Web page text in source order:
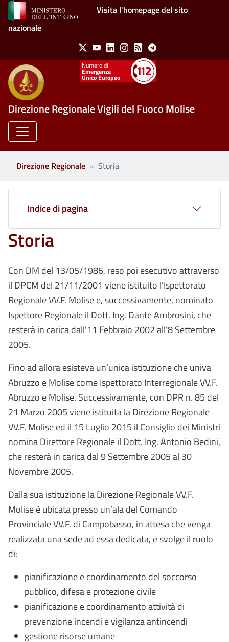
Salta al contenuto principaleVisita l'homepage del sito
nazionale
Social Menu
X YoutubeLinkedinInstagram
Feed Telegram
Emergenza
Unico Europeo
Direzione Regionale Vigili del Fuoco Molise
Direzione Regionale Storia
Storia
Con DM del 13/05/1986, reso poi esecutivo attraverso
il DPCM del 21/11/2001 viene istituito l’Ispettorato
Regionale VV.F. Molise e, successivamente, nominato
Ispettore Regionale il Dott. Ing. Dante Ambrosini, che
resterà in carica dall'11 Febbraio 2002 all'8 Settembre
2005.
Fino ad allora esisteva un’unica istituzione che univa
Abruzzo e Molise come Ispettorato Interregionale VV.F.
Abruzzo e Molise. Successivamente, con DPR n. 85 del
21 Marzo 2005 viene istituita la Direzione Regionale
VV.F. Molise ed il 15 Luglio 2015 il Consiglio dei Ministri
nomina Direttore Regionale il Dott. Ing. Antonio Bedini,
che resterà in carica dal 9 Settembre 2005 al 30
Novembre 2005.
Dalla sua istituzione la Direzione Regionale VV.F.
Molise è ubicata presso un’ala del Comando
Provinciale VV.F. di Campobasso, in attesa che venga
realizzata una sede ad essa dedicata, e svolge il ruolo
di:
pianificazione e coordinamento del soccorso
pubblico, difesa e protezione civile
pianificazione e coordinamento attività di
prevenzione incendi e vigilanza antincendi
gestione risorse umane
Indice di pagina